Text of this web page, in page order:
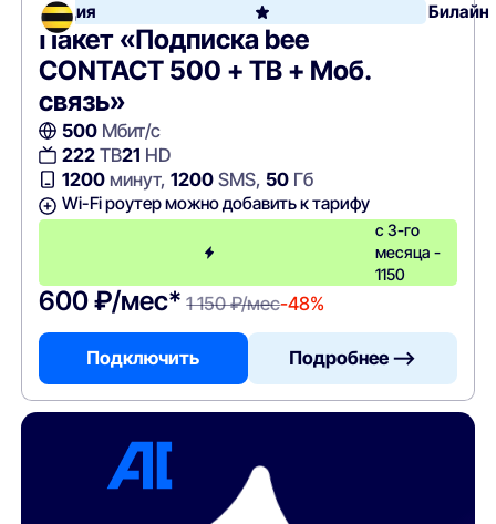
Акция Билайн
Пакет «Подписка bee
CONTACT 500 + ТВ + Моб.
связь»
500Мбит/с
222ТВ21 HD
1200минут, 1200SMS, 50Гб
Wi-Fi роутер можно добавить к тарифу
с 3-го
месяца -
1150
600 ₽/мес* 1 150 ₽/мес-48%
Подключить Подробнее —>